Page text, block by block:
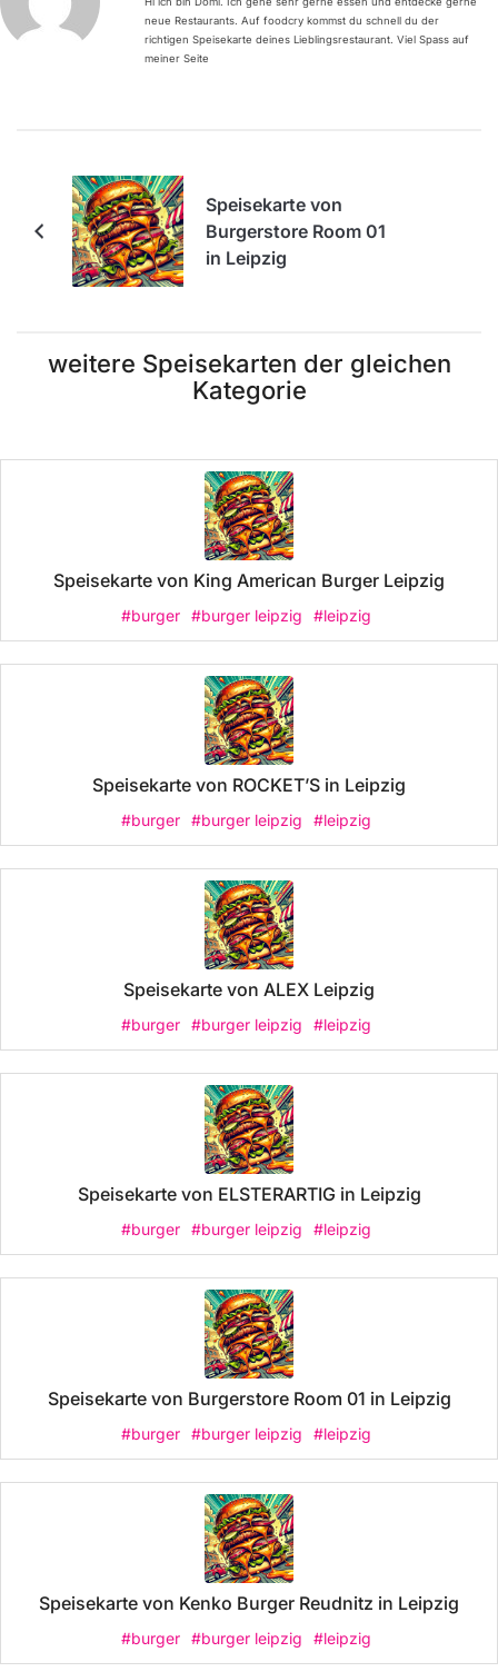
neue Restaurants. Auf foodcry kommst du schnell du der
richtigen Speisekarte deines Lieblingsrestaurant. Viel Spass auf
meiner Seite
Speisekarte von
Burgerstore Room 01
in Leipzig
weitere Speisekarten der gleichen
Kategorie
Speisekarte von King American Burger Leipzig
#burger #burger leipzig #leipzig
Speisekarte von ROCKET’S in Leipzig
#burger #burger leipzig #leipzig
Speisekarte von ALEX Leipzig
#burger #burger leipzig #leipzig
Speisekarte von ELSTERARTIG in Leipzig
#burger #burger leipzig #leipzig
Speisekarte von Burgerstore Room 01 in Leipzig
#burger #burger leipzig #leipzig
Speisekarte von Kenko Burger Reudnitz in Leipzig
#burger #burger leipzig #leipzig